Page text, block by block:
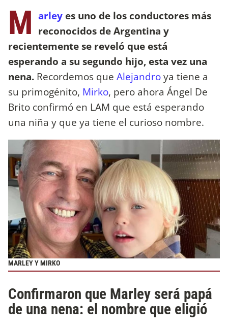
M arley es uno de los conductores más
reconocidos de Argentina y
recientemente se reveló que está
esperando a su segundo hijo, esta vez una
nena. Recordemos que Alejandroya tiene a
su primogénito, Mirko, pero ahora Ángel De
Brito confirmó en LAM que está esperando
una niña y que ya tiene el curioso nombre.
MARLEY Y MIRKO
Confirmaron que Marley será papá
de una nena: el nombre que eligió